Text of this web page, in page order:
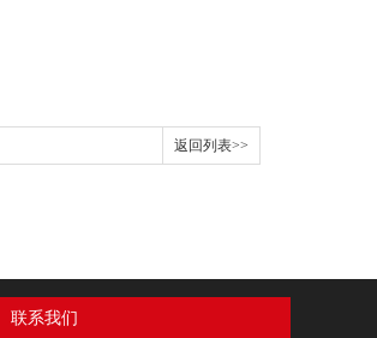
返回列表>>
联系我们